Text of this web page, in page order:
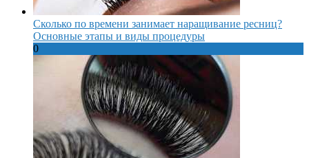
Сколько по времени занимает наращивание ресниц?
Основные этапы и виды процедуры
0